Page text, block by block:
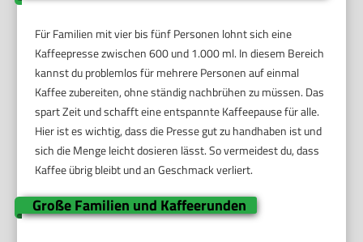
Für Familien mit vier bis fünf Personen lohnt sich eine
Kaffeepresse zwischen 600 und 1.000 ml. In diesem Bereich
kannst du problemlos für mehrere Personen auf einmal
Kaffee zubereiten, ohne ständig nachbrühen zu müssen. Das
spart Zeit und schafft eine entspannte Kaffeepause für alle.
Hier ist es wichtig, dass die Presse gut zu handhaben ist und
sich die Menge leicht dosieren lässt. So vermeidest du, dass
Kaffee übrig bleibt und an Geschmack verliert.
Große Familien und Kaffeerunden